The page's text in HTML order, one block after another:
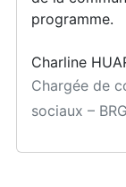
programme.
Charline
Chargée de
sociaux –